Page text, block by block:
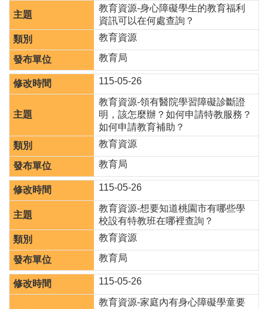
園
市
入
口
網
隱
私
權
政
策
網
站
安
政
策
政
府
網
站
教育資源-身心障礙學生的教育福利
資訊可以在何處查詢？
教育資源
教育局
115-05-26
教育資源-領有醫院學習障礙診斷證
明，該怎麼辦？如何申請特教服務？
如何申請教育補助？
教育資源
教育局
115-05-26
教育資源-想要知道桃園市有哪些學
校設有特教班在哪裡查詢？
教育資源
教育局
115-05-26
教育資源-家庭內有身心障礙學童要